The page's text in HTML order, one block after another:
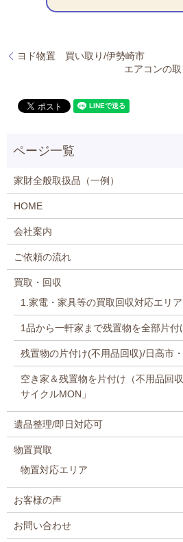
ヨド物置 買い取り/伊勢崎市
エアコンの
家財全般取扱品（一例）
HOME
会社案内
ご依頼の流れ
買取・回収
1.家電・家具等の買取回収対応エリア
1品から一軒家まで残置物を全部片付
残置物の片付け(不用品回収)/日高市
空き家＆残置物を片付け（不用品回
サイクルMON」
遺品整理/即日対応可
物置買取
物置対応エリア
お客様の声
お問い合わせ